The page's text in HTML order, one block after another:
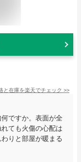
と在庫を楽天でチェック >>
ですか。表面が全
ても火傷の心配は
りと部屋が暖まる